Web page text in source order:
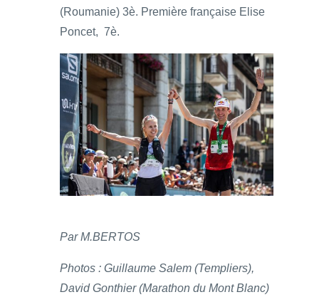
(Roumanie) 3è. Première française Elise
Poncet, 7è.
Par M.BERTOS
Photos : Guillaume Salem (Templiers),
David Gonthier (Marathon du Mont Blanc)